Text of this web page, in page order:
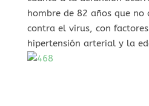
hombre de 82 años que no
contra el virus, con
hipertensión arterial y la